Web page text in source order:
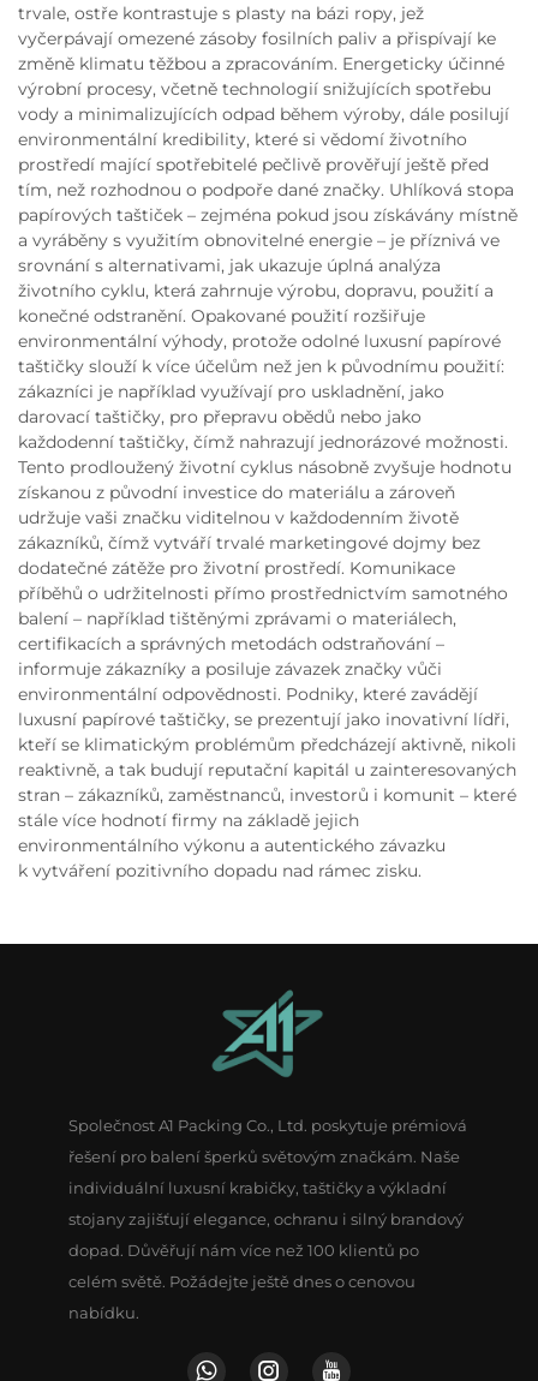
trvale, ostře kontrastuje s plasty na bázi ropy, jež
vyčerpávají omezené zásoby fosilních paliv a přispívají ke
změně klimatu těžbou a zpracováním. Energeticky účinné
výrobní procesy, včetně technologií snižujících spotřebu
vody a minimalizujících odpad během výroby, dále posilují
environmentální kredibility, které si vědomí životního
prostředí mající spotřebitelé pečlivě prověřují ještě před
tím, než rozhodnou o podpoře dané značky. Uhlíková stopa
papírových taštiček – zejména pokud jsou získávány místně
a vyráběny s využitím obnovitelné energie – je příznivá ve
srovnání s alternativami, jak ukazuje úplná analýza
životního cyklu, která zahrnuje výrobu, dopravu, použití a
konečné odstranění. Opakované použití rozšiřuje
environmentální výhody, protože odolné luxusní papírové
taštičky slouží k více účelům než jen k původnímu použití:
zákazníci je například využívají pro uskladnění, jako
darovací taštičky, pro přepravu obědů nebo jako
každodenní taštičky, čímž nahrazují jednorázové možnosti.
Tento prodloužený životní cyklus násobně zvyšuje hodnotu
získanou z původní investice do materiálu a zároveň
udržuje vaši značku viditelnou v každodenním životě
zákazníků, čímž vytváří trvalé marketingové dojmy bez
dodatečné zátěže pro životní prostředí. Komunikace
příběhů o udržitelnosti přímo prostřednictvím samotného
balení – například tištěnými zprávami o materiálech,
certifikacích a správných metodách odstraňování –
informuje zákazníky a posiluje závazek značky vůči
environmentální odpovědnosti. Podniky, které zavádějí
luxusní papírové taštičky, se prezentují jako inovativní lídři,
kteří se klimatickým problémům předcházejí aktivně, nikoli
reaktivně, a tak budují reputační kapitál u zainteresovaných
stran – zákazníků, zaměstnanců, investorů i komunit – které
stále více hodnotí firmy na základě jejich
environmentálního výkonu a autentického závazku
k vytváření pozitivního dopadu nad rámec zisku.
Společnost A1 Packing Co., Ltd. poskytuje prémiová
řešení pro balení šperků světovým značkám. Naše
individuální luxusní krabičky, taštičky a výkladní
stojany zajišťují elegance, ochranu i silný brandový
dopad. Důvěřují nám více než 100 klientů po
celém světě. Požádejte ještě dnes o cenovou
nabídku.